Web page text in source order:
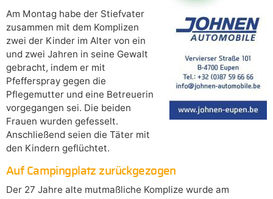
Am Montag habe der Stiefvater
zusammen mit dem Komplizen
zwei der Kinder im Alter von ein
und zwei Jahren in seine Gewalt
gebracht, indem er mit
Pfefferspray gegen die
Pflegemutter und eine Betreuerin
vorgegangen sei. Die beiden
Frauen wurden gefesselt.
Anschließend seien die Täter mit
den Kindern geflüchtet.
Auf Campingplatz zurückgezogen
Der 27 Jahre alte mutmaßliche Komplize wurde am